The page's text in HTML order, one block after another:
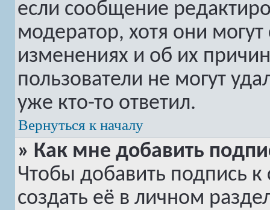
если сообщение
модератор, хотя они
изменениях и об их
пользователи не могут
уже кто-то ответил.
Вернуться к началу
» Как мне добавить
Чтобы добавить подпись
создать её в личном